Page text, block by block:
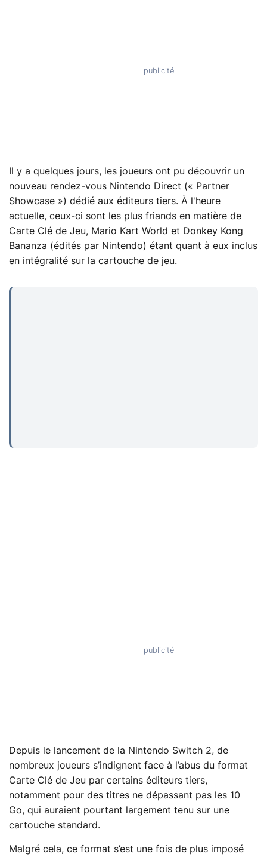
Il y a quelques jours, les joueurs ont pu découvrir un
nouveau rendez-vous Nintendo Direct (« Partner
Showcase ») dédié aux éditeurs tiers. À l'heure
actuelle, ceux-ci sont les plus friands en matière de
Carte Clé de Jeu, Mario Kart World et Donkey Kong
Bananza (édités par Nintendo) étant quant à eux inclus
en intégralité sur la cartouche de jeu.
Depuis le lancement de la Nintendo Switch 2, de
nombreux joueurs s’indignent face à l’abus du format
Carte Clé de Jeu par certains éditeurs tiers,
notamment pour des titres ne dépassant pas les 10
Go, qui auraient pourtant largement tenu sur une
cartouche standard.
Malgré cela, ce format s’est une fois de plus imposé